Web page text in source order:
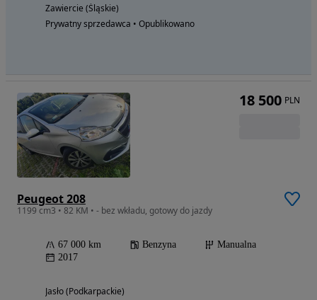
Zawiercie (Śląskie)
Prywatny sprzedawca • Opublikowano
Peugeot 208
1199 cm3 • 82 KM • - bez wkładu, gotowy do jazdy
67 000 km Benzyna
Manualna
2017
Jasło (Podkarpackie)
18 500 PLN